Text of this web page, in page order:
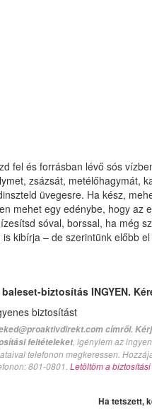
fel és forrásban lévő sós
zsázsát, metélőhagymát,
üvegesre. Ha kész,
mehet egy edénybe, hogy az
sóval, borssal, ha még
kibírja – de szerintünk előbb
biztosítás INGYEN.
biztosítást
címről.
feltételeket, igénylem az
telefonon megkeressen.
801-0801. Letöltöm a
Ha tetszett,